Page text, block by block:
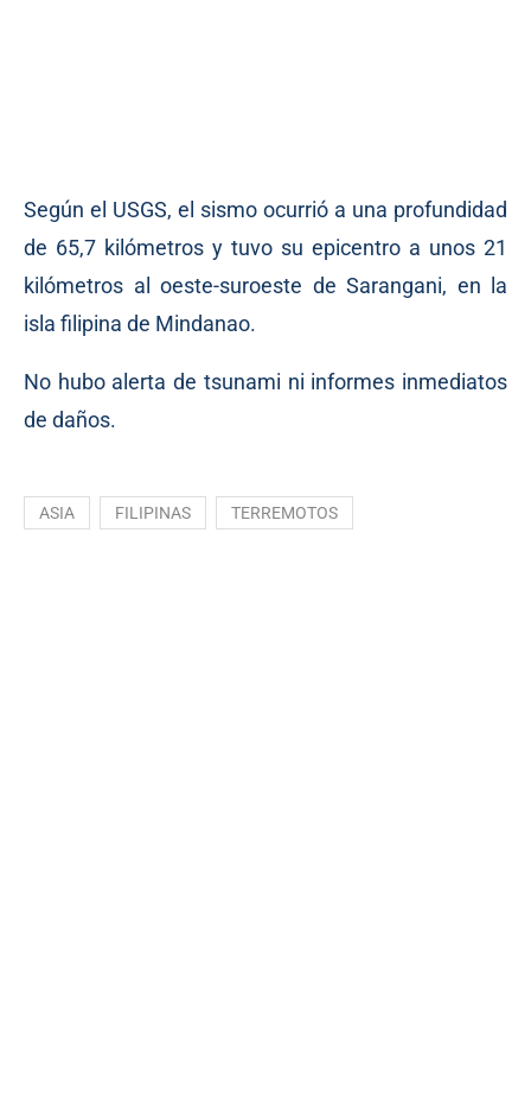
Según el USGS, el sismo ocurrió a una profundidad
de 65,7 kilómetros y tuvo su epicentro a unos 21
kilómetros al oeste-suroeste de Sarangani, en la
isla filipina de Mindanao.
No hubo alerta de tsunami ni informes inmediatos
de daños.
ASIA FILIPINAS TERREMOTOS